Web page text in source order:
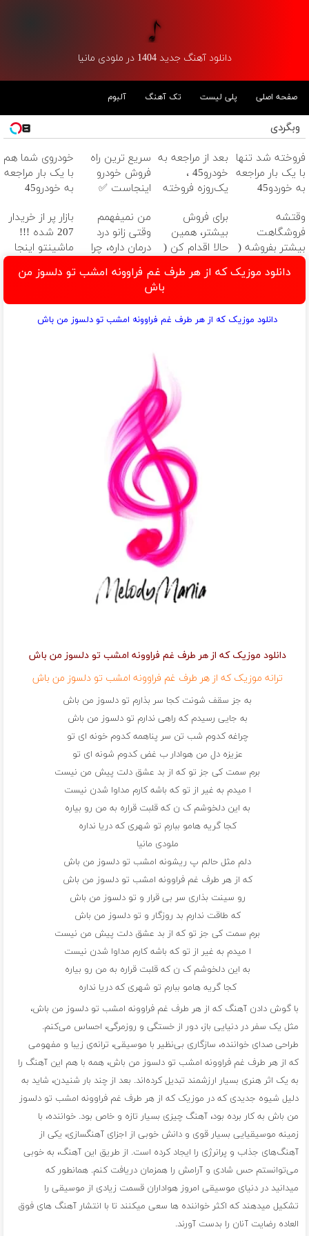
دانلود آهنگ جدید 1404 در ملودی مانیا
صفحه اصلی پلی لیست تک آهنگ آلبوم
وبگردی
فروخته شد تنها
با یک بار مراجعه
به خوردو45
بعد از مراجعه به
خودرو45 ،
یک‌روزه فروخته
سریع ترین راه
فروش خودرو
اینجاست ✅
خودروی شما هم
با یک بار مراجعه
به خودرو45
شد
وقتشه
فروشگاهت
بیشتر بفروشه (
همین الان ثبت
نام کن )
برای فروش
بیشتر، همین
حالا اقدام کن (
من نمیفهمم
وقتی زانو درد
درمان داره، چرا
تحمل میکنی؟❗
بازار پر از خریدار
207 شده !!!
ماشینتو اینجا
به راحتی بفروش
دانلود موزیک که از هر طرف غم فراوونه امشب تو دلسوز من
باش
دانلود موزیک که از هر طرف غم فراوونه امشب تو دلسوز من باش
دانلود موزیک که از هر طرف غم فراوونه امشب تو دلسوز من باش
ترانه موزیک که از هر طرف غم فراوونه امشب تو دلسوز من باش
به جز سقف شونت کجا سر بذارم تو دلسوز من باش
به جایی رسیدم که راهی ندارم تو دلسوز من باش
چراغه کدوم شب تن سر پناهمه کدوم خونه ای تو
عزیزه دل من هوادار ب غض کدوم شونه ای تو
برم سمت کی جز تو که از بد عشق دلت پیش من نیست
ا میدم به غیر از تو که باشه کارم مداوا شدن نیست
به این دلخوشم ک ن که قلبت قراره به من رو بیاره
کجا گریه هامو ببارم تو شهری که دریا نداره
ملودی مانیا
دلم مثل حالم پ ریشونه امشب تو دلسوز من باش
که از هر طرف غم فراوونه امشب تو دلسوز من باش
رو سینت بذاری سر بی قرار و تو دلسوز من باش
که طاقت ندارم بد روزگار و تو دلسوز من باش
برم سمت کی جز تو که از بد عشق دلت پیش من نیست
ا میدم به غیر از تو که باشه کارم مداوا شدن نیست
به این دلخوشم ک ن که قلبت قراره به من رو بیاره
کجا گریه هامو ببارم تو شهری که دریا نداره
با گوش دادن آهنگ که از هر طرف غم فراوونه امشب تو دلسوز من باش،
مثل یک سفر در دنیایی باز، دور از خستگی و روزمرگی، احساس می‌کنم.
طراحی صدای خواننده، سازگاری بی‌نظیر با موسیقی، ترانه‌ی زیبا و مفهومی
که از هر طرف غم فراوونه امشب تو دلسوز من باش، همه با هم این آهنگ را
به یک اثر هنری بسیار ارزشمند تبدیل کرده‌اند. بعد از چند بار شنیدن، شاید به
دلیل شیوه جدیدی که در موزیک که از هر طرف غم فراوونه امشب تو دلسوز
من باش به کار برده بود، آهنگ چیزی بسیار تازه و خاص بود. خواننده، با
زمینه موسیقیایی بسیار قوی و دانش خوبی از اجزای آهنگسازی، یکی از
آهنگ‌های جذاب و پرانرژی را ایجاد کرده است. از طریق این آهنگ، به خوبی
می‌توانستم حس شادی و آرامش را همزمان دریافت کنم. همانطور که
میدانید در دنیای موسیقی امروز هواداران قسمت زیادی از موسیقی را
تشکیل میدهند که اکثر خواننده‌ ها سعی میکنند تا با انتشار آهنگ ‌های فوق
العاده رضایت آنان را بدست آورند.